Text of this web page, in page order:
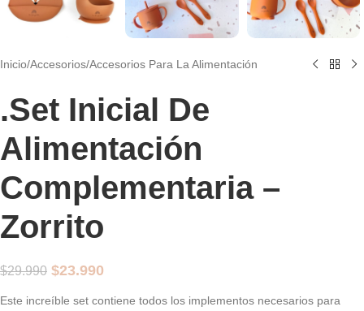
Inicio/Accesorios/Accesorios Para La Alimentación
.Set Inicial De
Alimentación
Complementaria –
Zorrito
$29.990 $23.990
Este increíble set contiene todos los implementos necesarios para